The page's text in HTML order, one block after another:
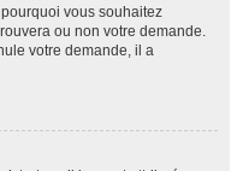
vous souhaitez
ou non votre demande.
votre demande, il a